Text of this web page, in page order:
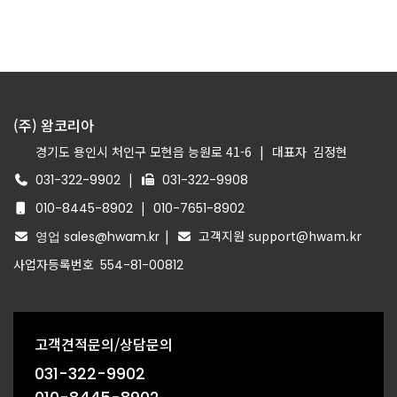
(주) 왐코리아
경기도 용인시 처인구 모현읍 능원로 41-6 | 대표자 김정현
031-322-9902 |
031-322-9908
010-8445-8902 | 010-7651-8902
영업 sales@hwam.kr |
고객지원 support@hwam.kr
사업자등록번호 554-81-00812
고객견적문의/상담문의
031-322-9902